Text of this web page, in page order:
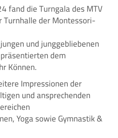
fand die Turngala des MTV
Turnhalle der Montessori-
und junggebliebenen
dem
Können.
Impressionen der
und ansprechenden
Yoga sowie Gymnastik &